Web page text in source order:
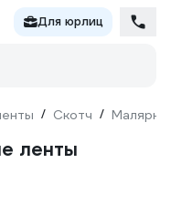
Для юрлиц
/ Скотч /
ленты